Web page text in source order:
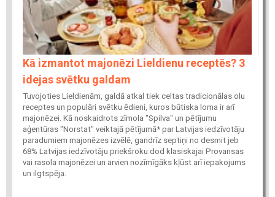
Kā izmantot majonēzi Lieldienu receptēs? 3
idejas svētku galdam
Tuvojoties Lieldienām, galdā atkal tiek celtas tradicionālas olu
receptes un populāri svētku ēdieni, kuros būtiska loma ir arī
majonēzei. Kā noskaidrots zīmola "Spilva" un pētījumu
aģentūras "Norstat" veiktajā pētījumā* par Latvijas iedzīvotāju
paradumiem majonēzes izvēlē, gandrīz septiņi no desmit jeb
68% Latvijas iedzīvotāju priekšroku dod klasiskajai Provansas
vai rasola majonēzei un arvien nozīmīgāks kļūst arī iepakojums
un ilgtspēja.